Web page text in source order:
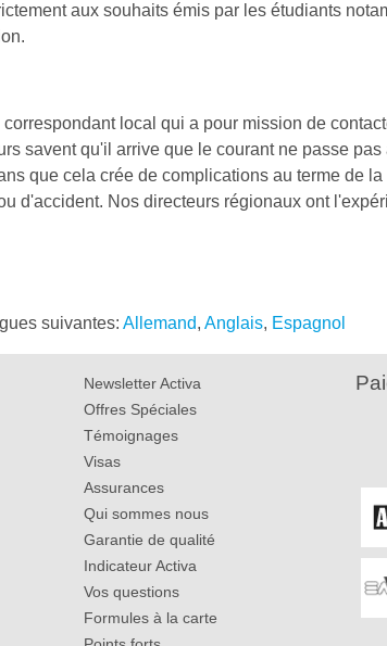
aux souhaits émis par les étudiants
local qui a pour mission de
savent qu'il arrive que le courant ne passe
que cela crée de complications au terme de
d'accident. Nos directeurs régionaux ont
suivantes: Allemand, Anglais, Espagnol
Newsletter Activa
Offres Spéciales
Témoignages
Visas
Assurances
Qui sommes nous
Garantie de qualité
Indicateur Activa
Vos questions
Formules à la carte